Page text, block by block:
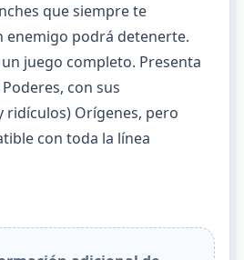
que siempre te
enemigo podrá detenerte.
juego completo. Presenta
con sus
ridículos) Orígenes, pero
con toda la línea